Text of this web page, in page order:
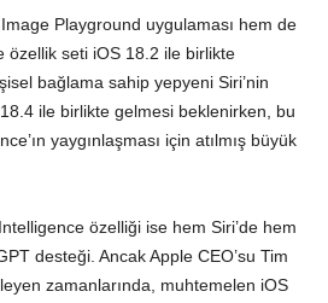
Playground uygulaması hem de
özellik seti iOS 18.2 ile birlikte
bağlama sahip yepyeni Siri’nin
ile birlikte gelmesi beklenirken, bu
yaygınlaşması için atılmış büyük
özelliği ise hem Siri’de hem
desteği. Ancak Apple CEO’su Tim
zamanlarında, muhtemelen iOS